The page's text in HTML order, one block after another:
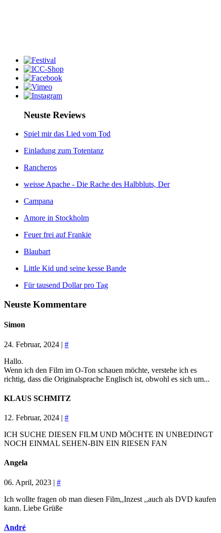
Neuste Reviews
Spiel mir das Lied vom Tod
Einladung zum Totentanz
Rancheros
weisse Apache - Die Rache des Halbbluts, Der
Campana
Amore in Stockholm
Feuer frei auf Frankie
Blaubart
Little Kid und seine kesse Bande
Für tausend Dollar pro Tag
Neuste Kommentare
Simon
24. Februar, 2024 | #
Hallo.
Wenn ich den Film im O-Ton schauen möchte, verstehe ich es
richtig, dass die Originalsprache Englisch ist, obwohl es sich um...
KLAUS SCHMITZ
12. Februar, 2024 | #
ICH SUCHE DIESEN FILM UND MÖCHTE IN UNBEDINGT
NOCH EINMAL SEHEN-BIN EIN RIESEN FAN
Angela
06. April, 2023 | #
Ich wollte fragen ob man diesen Film,,Inzest ,,auch als DVD kaufen
kann. Liebe Grüße
André